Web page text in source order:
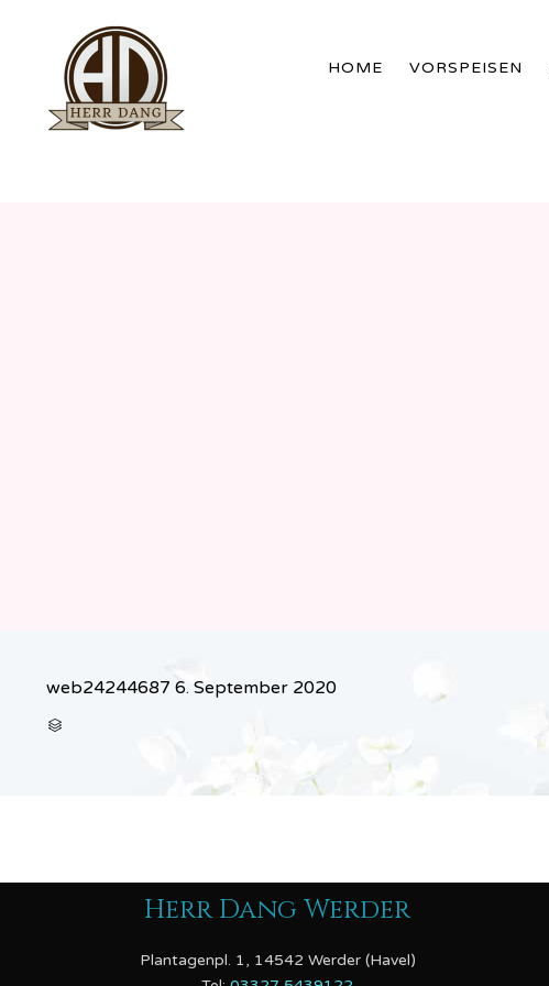
HOME VORSPEISEN
web24244687 6. September 2020

Herr Dang Werder
Plantagenpl. 1, 14542 Werder (Havel)